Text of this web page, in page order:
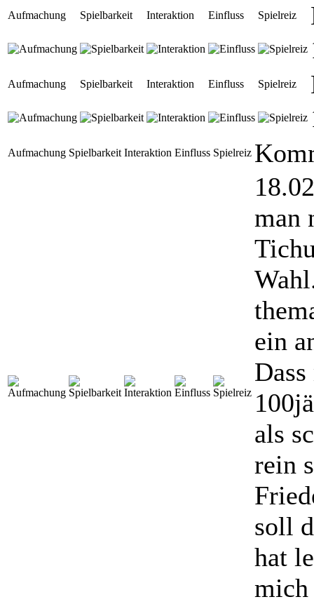
Aufmachung Spielbarkeit Interaktion Einfluss Spielreiz
Aufmachung Spielbarkeit Interaktion Einfluss Spielreiz
Aufmachung Spielbarkeit Interaktion Einfluss Spielreiz
man
ein
als
rein
soll
hat
mich